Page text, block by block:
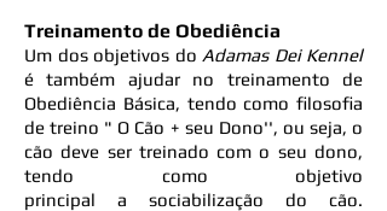
Treinamento de Obediência
Um dos objetivos do Adamas Dei Kennel
é também ajudar no treinamento de
Obediência Básica, tendo como filosofia
de treino " O Cão + seu Dono'', ou seja, o
cão deve ser treinado com o seu dono,
tendo como objetivo
principal a sociabilização do cão.